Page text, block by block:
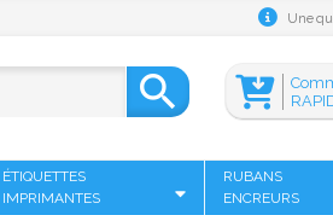
Une

ÉTIQUETTES
IMPRIMANTES
RUBANS
ENCREURS